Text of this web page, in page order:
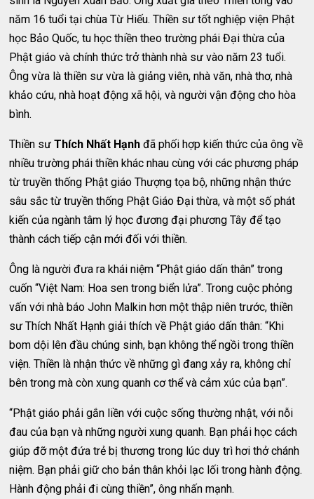
năm 16 tuổi tại chùa Từ Hiếu. Thiền sư tốt nghiệp viện Phật
học Bảo Quốc, tu học thiền theo trường phái Đại thừa của
Phật giáo và chính thức trở thành nhà sư vào năm 23 tuổi.
Ông vừa là thiền sư vừa là giảng viên, nhà văn, nhà thơ, nhà
khảo cứu, nhà hoạt động xã hội, và người vận động cho hòa
bình.
Thiền sưThích Nhất Hạnh đã phối hợp kiến thức của ông về
nhiều trường phái thiền khác nhau cùng với các phương pháp
từ truyền thống Phật giáo Thượng tọa bộ, những nhận thức
sâu sắc từ truyền thống Phật Giáo Đại thừa, và một số phát
kiến của ngành tâm lý học đương đại phương Tây để tạo
thành cách tiếp cận mới đối với thiền.
Ông là người đưa ra khái niệm “Phật giáo dấn thân” trong
cuốn “Việt Nam: Hoa sen trong biển lửa”. Trong cuộc phỏng
vấn với nhà báo John Malkin hơn một thập niên trước, thiền
sư Thích Nhất Hạnh giải thích về Phật giáo dấn thân: “Khi
bom dội lên đầu chúng sinh, bạn không thể ngồi trong thiền
viện. Thiền là nhận thức về những gì đang xảy ra, không chỉ
bên trong mà còn xung quanh cơ thể và cảm xúc của bạn”.
“Phật giáo phải gắn liền với cuộc sống thường nhật, với nỗi
đau của bạn và những người xung quanh. Bạn phải học cách
giúp đỡ một đứa trẻ bị thương trong lúc duy trì hơi thở chánh
niệm. Bạn phải giữ cho bản thân khỏi lạc lối trong hành động.
Hành động phải đi cùng thiền”, ông nhấn mạnh.